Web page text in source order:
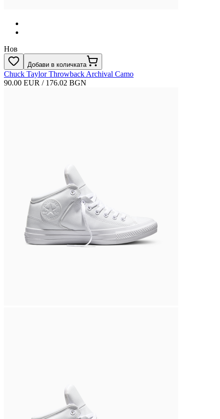
Нов
Добави в количката
Chuck Taylor Throwback Archival Camo
90.00 EUR / 176.02 BGN